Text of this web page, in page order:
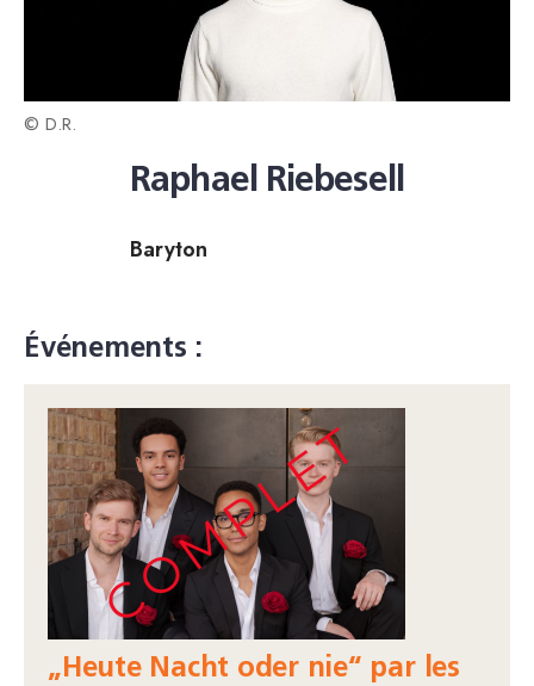
© D.R.
Raphael Riebesell
Baryton
Événements :
„Heute Nacht oder nie“ par les